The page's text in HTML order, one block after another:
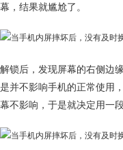
幕，结果就尴尬了。
解锁后，发现屏幕的右侧边
是并不影响手机的正常使用
幕不影响，于是就决定用一